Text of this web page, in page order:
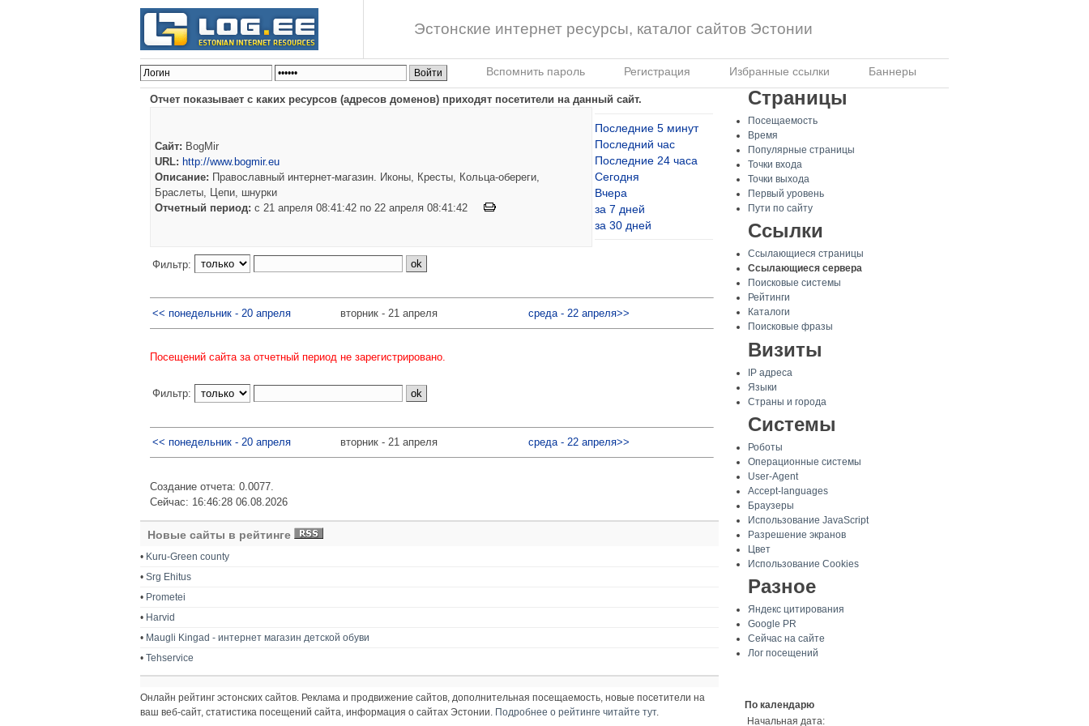
Эстонские интернет ресурсы, каталог сайтов Эстонии
Вспомнить пароль Регистрация Избранные ссылки Баннеры
Отчет показывает с каких ресурсов (адресов доменов) приходят посетители на данный сайт.
Сайт: BogMir
URL: http://www.bogmir.eu
Описание: Православный интернет-магазин. Иконы, Кресты, Кольца-обереги,
Браслеты, Цепи, шнурки
Отчетный период: c 21 апреля 08:41:42 по 22 апреля 08:41:42
Последние 5 минут
Последний час
Последние 24 часа
Сегодня
Вчера
за 7 дней
за 30 дней
Фильтр:
<< понедельник - 20 апреля вторник - 21 апреля среда - 22 апреля>>
Посещений сайта за отчетный период не зарегистрировано.
Фильтр:
<< понедельник - 20 апреля вторник - 21 апреля среда - 22 апреля>>
Создание отчета: 0.0077.
Сейчас: 16:46:28 06.08.2026
Новые сайты в рейтинге
• Kuru-Green county
• Srg Ehitus
• Prometei
• Harvid
• Maugli Kingad - интернет магазин детской обуви
• Tehservice
Онлайн рейтинг эстонских сайтов. Реклама и продвижение сайтов, дополнительная посещаемость, новые посетители на
ваш веб-сайт, статистика посещений сайта, информация о сайтах Эстонии. Подробнее о рейтинге читайте тут.
Страницы
Посещаемость
Время
Популярные страницы
Точки входа
Точки выхода
Первый уровень
Пути по сайту
Ссылки
Ссылающиеся страницы
Ссылающиеся сервера
Поисковые системы
Рейтинги
Каталоги
Поисковые фразы
Визиты
IP адреса
Языки
Страны и города
Системы
Роботы
Операционные системы
User-Agent
Accept-languages
Браузеры
Использование JavaScript
Разрешение экранов
Цвет
Использование Cookies
Разное
Яндекс цитирования
Google PR
Сейчас на сайте
Лог посещений
По календарю
Начальная дата: